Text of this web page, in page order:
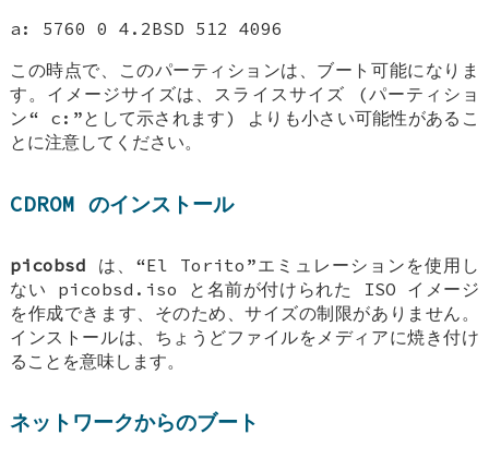
a: 5760 0 4.2BSD 512 4096
この時点で、このパーティションは、ブート可能になりま
す。イメージサイズは、スライスサイズ (パーティショ
ン“ c: ”として示されます) よりも小さい可能性があるこ
とに注意してください。
CDROM のインストール
picobsd は、“El Torito”エミュレーションを使用し
ない picobsd.iso と名前が付けられた ISO イメージ
を作成できます、そのため、サイズの制限がありません。
インストールは、ちょうどファイルをメディアに焼き付け
ることを意味します。
ネットワークからのブート